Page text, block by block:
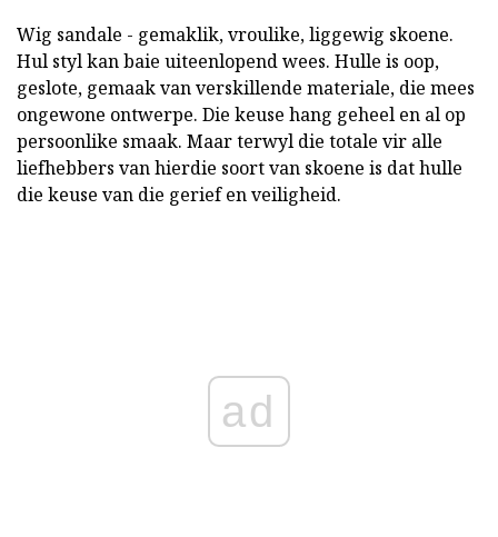
Wig sandale - gemaklik, vroulike, liggewig skoene.
Hul styl kan baie uiteenlopend wees. Hulle is oop,
geslote, gemaak van verskillende materiale, die mees
ongewone ontwerpe. Die keuse hang geheel en al op
persoonlike smaak. Maar terwyl die totale vir alle
liefhebbers van hierdie soort van skoene is dat hulle
die keuse van die gerief en veiligheid.
ad